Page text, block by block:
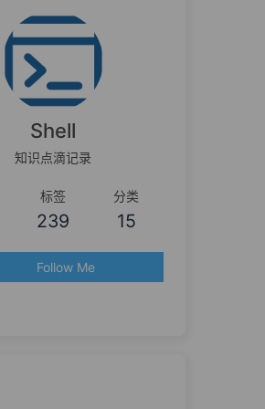
Shell
知识点滴记录
标签
239
分类
15
Follow Me